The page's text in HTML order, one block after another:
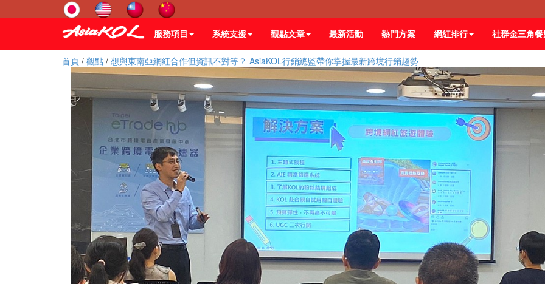
服務項目 系統支援 觀點文章 最新活動 熱門方案 網紅排行 社群金三角
首頁 / 觀點 / 想與東南亞網紅合作但資訊不對等？ AsiaKOL行銷總監帶你掌握最新跨境行銷趨勢